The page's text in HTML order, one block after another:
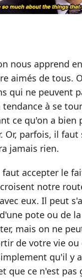
nous apprend
aimés de tous.
qui ne peuvent
tendance à se
ce qu'on a
Or, parfois, il
jamais rien.
accepter le
notre
eux. Il peut
pote ou de
mais on ne
de votre vie
qu'il y
que ce n'est pas